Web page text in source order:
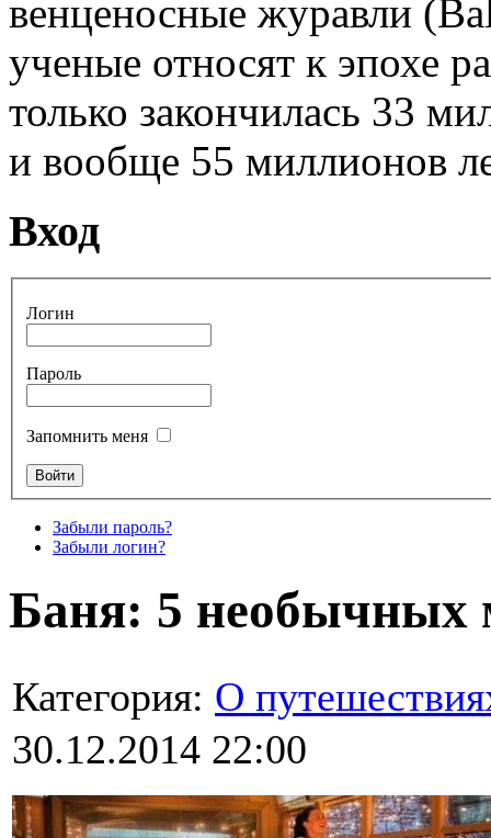
венценосные журавли
ученые относят к эпохе
только закончилась 33
и вообще 55 миллионов
Вход
Логин
Пароль
Запомнить меня
Забыли пароль?
Забыли логин?
Баня: 5 необычных
Категория: О
30.12.2014 22:00